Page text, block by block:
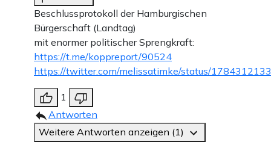
Beschlussprotokoll der Hamburgischen
Bürgerschaft (Landtag)
mit enormer politischer Sprengkraft:
https://t.me/koppreport/90524
https://twitter.com/melissatimke/status/
1
Antworten
Weitere Antworten anzeigen (1)